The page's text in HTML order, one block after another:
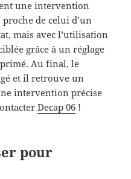
une intervention
de celui d’un
mais avec l’utilisation
grâce à un réglage
Au final, le
et il retrouve un
intervention précise
Decap 06 !
pour